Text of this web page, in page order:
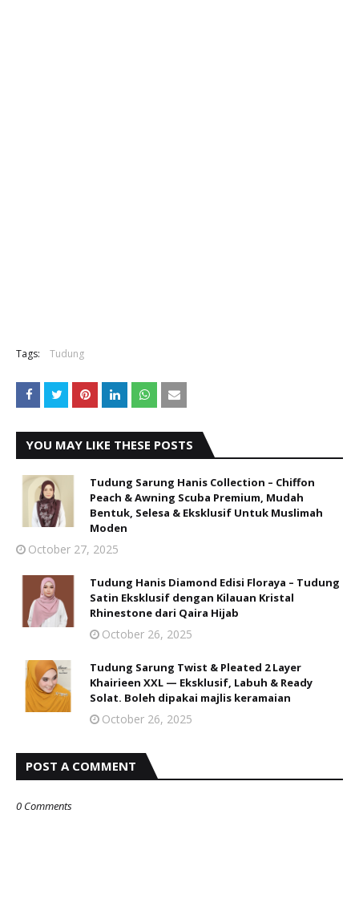
Tags: Tudung
YOU MAY LIKE THESE POSTS
Tudung Sarung Hanis Collection – Chiffon
Peach & Awning Scuba Premium, Mudah
Bentuk, Selesa & Eksklusif Untuk Muslimah
Moden
October 27, 2025
Tudung Hanis Diamond Edisi Floraya – Tudung
Satin Eksklusif dengan Kilauan Kristal
Rhinestone dari Qaira Hijab
October 26, 2025
Tudung Sarung Twist & Pleated 2 Layer
Khairieen XXL — Eksklusif, Labuh & Ready
Solat. Boleh dipakai majlis keramaian
October 26, 2025
POST A COMMENT
0 Comments